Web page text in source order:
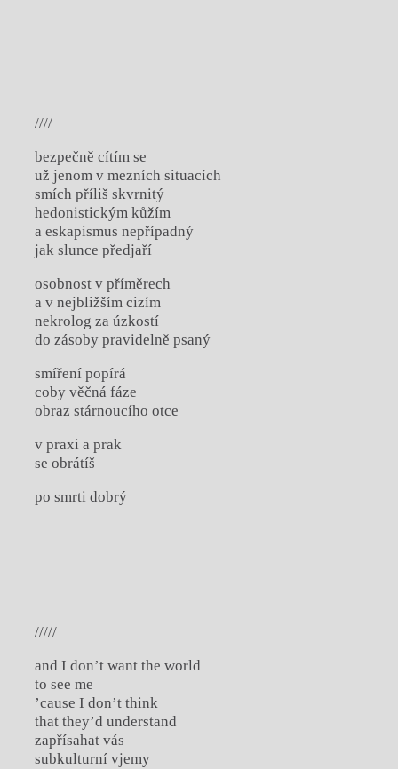
////
bezpečně cítím se
už jenom v mezních situacích
smích příliš skvrnitý
hedonistickým kůžím
a eskapismus nepřípadný
jak slunce předjaří
osobnost v příměrech
a v nejbližším cizím
nekrolog za úzkostí
do zásoby pravidelně psaný
smíření popírá
coby věčná fáze
obraz stárnoucího otce
v praxi a prak
se obrátíš
po smrti dobrý
/////
and I don’t want the world
to see me
’cause I don’t think
that they’d understand
zapřísahat vás
subkulturní vjemy